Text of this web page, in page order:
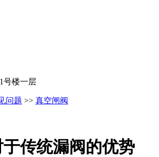
号楼一层
问题 >> 真空闸阀
传统漏阀的优势